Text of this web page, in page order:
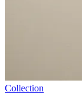
Collection